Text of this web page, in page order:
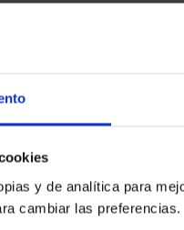
y de analítica para
cambiar las preferencias.